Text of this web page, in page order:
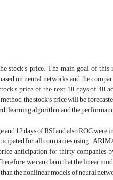
stock's price. The main goal of this
on neural networks and the
price of the next 10 days of 40
the stock's price will be
learning algorithm and the
12 days of RSI and also ROC were
for all companies using
anticipation for thirty companies
we can claim that the linear
the nonlinear models of neural